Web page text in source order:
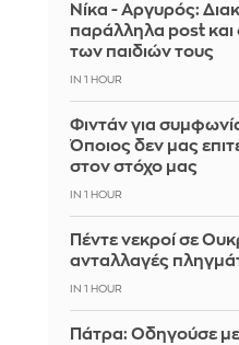
Νίκα - Αργυρός:
παράλληλα post και
των παιδιών τους
IN 1 HOUR
Φιντάν για
Όποιος δεν μας
στον στόχο μας
IN 1 HOUR
Πέντε νεκροί σε
ανταλλαγές
IN 1 HOUR
Πάτρα: Οδηγούσε